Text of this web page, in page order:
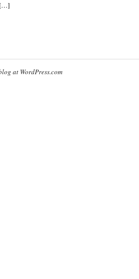
[…]
at WordPress.com